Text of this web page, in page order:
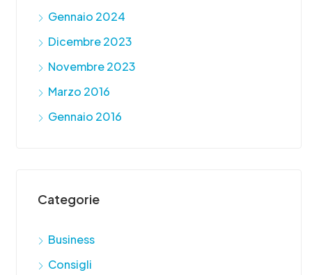
Gennaio 2024
Dicembre 2023
Novembre 2023
Marzo 2016
Gennaio 2016
Categorie
Business
Consigli